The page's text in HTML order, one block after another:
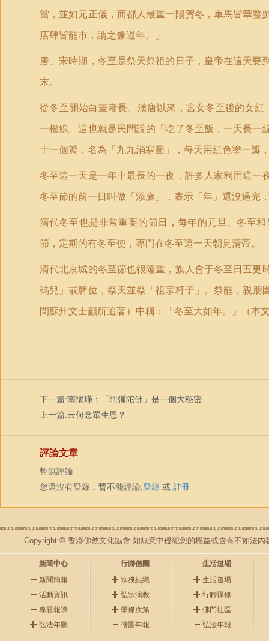
當，並如元正儀，而都人最重一陽賀冬，車馬皆華
店肆皆罷市，謂之像過年。」
唐、宋時期，冬至是祭天祭祖的日子，皇帝在這天
末。
從冬至開始白晝漸長。漢唐以來，宮女冬至後的女紅
一根線。這也就是民間說的 「吃了冬至飯，一天長一
十一個瓣，名為 「九九消寒圖」，每天用紅色塗一瓣
冬至這一天是一年中最長的一夜，許多人家利用這一
冬至節的前一日叫做 「添歲」，表示 「年」還沒過完
清代冬至也是非常重要的節日，每年的元旦、冬至
節，定期的有冬至使，專門在冬至這一天朝見清帝。
清代北京城的冬至節也很隆重，旗人會于冬至日五
碼兒」或牌位，祭天並祭 「祖宗杆子」。祭罷，親朋
間蘇州文士顧所追著）中稱：
「冬至大如年。」（本
下一篇:南懷瑾：「阿彌陀佛」是一個大秘密
上一篇:云何念眾生恩？
評論文章
暫無評論
您還沒有登錄，暫不能評論,登錄 或 註冊
Copyright © 香港佛教文化協會 如無意中侵犯您的權益或含有不如法內
新聞中心
新聞簡報
活動資訊
專題報導
弘法年鑒
行腳僧團
宗務組織
弘宗演教
學修次第
僧團年報
生活道場
生活道場
行腳禪修
佛門社區
弘法年報